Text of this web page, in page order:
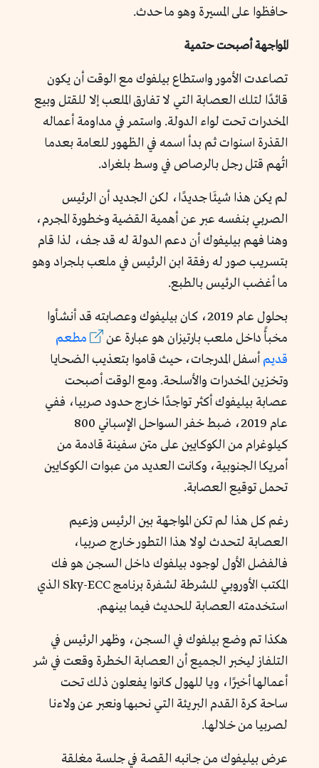
حافظوا على المسيرة وهو ما حدث.
المواجهة أصبحت حتمية
تصاعدت الأمور واستطاع بيلفوك مع الوقت أن يكون
قائدًا لتلك العصابة التي لا تفارق الملعب إلا للقتل وبيع
المخدرات تحت لواء الدولة. واستمر في مداومة أعماله
القذرة اسنوات ثم بدأ اسمه في الظهور للعامة بعدما
اتُهم قتل رجل بالرصاص في وسط بلغراد.
لم يكن هذا شيئَا جديدًا، لكن الجديد أن الرئيس
الصربي بنفسه عبر عن أهمية القضية وخطورة المجرم،
وهنا فهم بيليفوك أن دعم الدولة له قد جف، لذا قام
بتسريب صور له رفقة ابن الرئيس في ملعب بلجراد وهو
ما أغضب الرئيس بالطبع.
بحلول عام 2019، كان بيليفوك وعصابته قد أنشأوا
مخبأً داخل ملعب بارتيزان هو عبارة عن
مطعم
قديم أسفل المدرجات، حيث قاموا بتعذيب الضحايا
وتخزين المخدرات والأسلحة. ومع الوقت أصبحت
عصابة بيليفوك أكثر تواجدًا خارج حدود صربيا، ففي
عام 2019، ضبط خفر السواحل الإسباني 800
كيلوغرام من الكوكايين على متن سفينة قادمة من
أمريكا الجنوبية، وكانت العديد من عبوات الكوكايين
تحمل توقيع العصابة.
رغم كل هذا لم تكن المواجهة بين الرئيس وزعيم
العصابة لتحدث لولا هذا التطور خارج صربيا،
فالفضل الأول لوجود بيلفوك داخل السجن هو فك
المكتب الأوروبي للشرطة لشفرة برنامج Sky-ECC الذي
استخدمته العصابة للحديث فيما بينهم.
هكذا تم وضع بيلفوك في السجن، وظهر الرئيس في
التلفاز ليخبر الجميع أن العصابة الخطرة وقعت في شر
أعمالها أخيرًا، ويا للهول كانوا يفعلون ذلك تحت
ساحة كرة القدم البريئة التي نحبها ونعبر عن ولاءنا
لصربيا من خلالها.
عرض بيليفوك من جانبه القصة في جلسة مغلقة